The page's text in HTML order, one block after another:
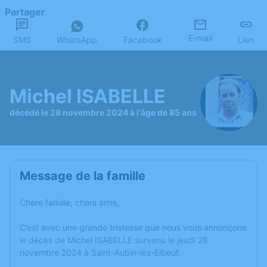
Partager
SMS WhatsApp Facebook E-mail Lien
Michel ISABELLE
décédé le 28 novembre 2024 à l'âge de 85 ans
Message de la famille
Chère famille, chers amis,
C’est avec une grande tristesse que nous vous annonçons
le décès de Michel ISABELLE survenu le jeudi 28
novembre 2024 à Saint-Aubin-lès-Elbeuf.